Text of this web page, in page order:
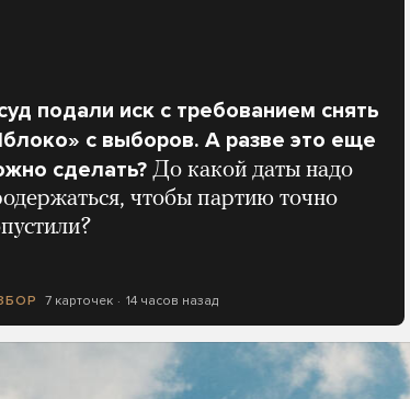
подали иск с требованием снять
с выборов. А разве это еще
сделать? До какой даты надо
чтобы партию точно
7 карточек 14 часов назад